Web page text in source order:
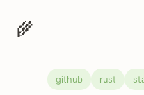
🌾
github rust